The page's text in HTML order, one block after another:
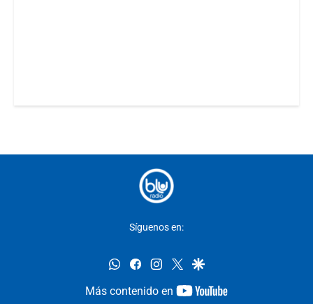
Síguenos en:
whatsappfacebookinstagram
twittergoogle
Más contenido en
youtube-